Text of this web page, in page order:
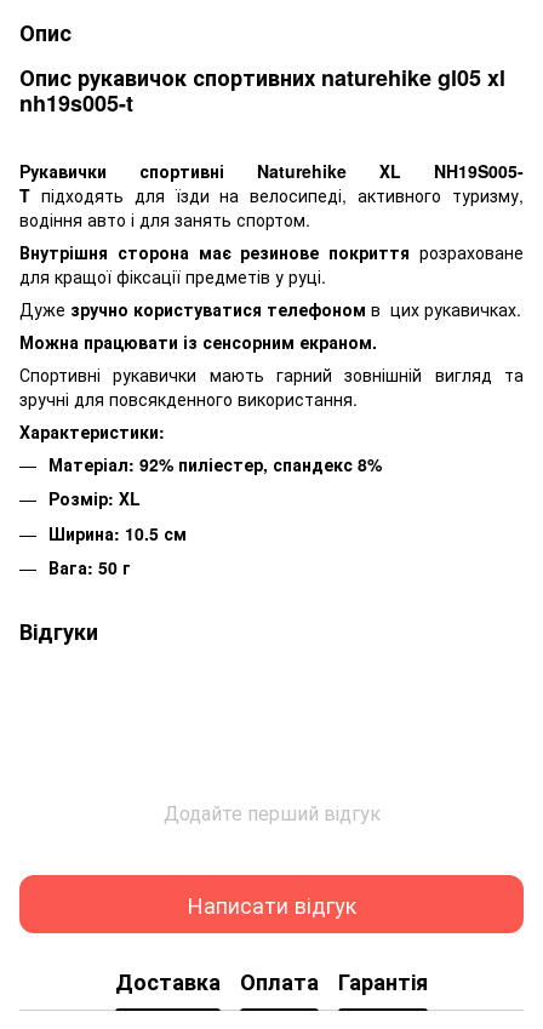
Опис
Опис рукавичок спортивних naturehike gl05 xl
nh19s005-t
Рукавички спортивні Naturehike ХL NH19S005-
T підходять для їзди на велосипеді, активного туризму,
водіння авто і для занять спортом.
Внутрішня сторона має резинове покриття розраховане
для кращої фіксації предметів у руці.
Дуже зручно користуватися телефоном в цих рукавичках.
Можна працювати із сенсорним екраном.
Спортивні рукавички мають гарний зовнішній вигляд та
зручні для повсякденного використання.
Характеристики:
Матеріал: 92% пиліестер, спандекс 8%
Розмір: ХL
Ширина: 10.5 см
Вага: 50 г
Відгуки
Додайте перший відгук
Написати відгук
Доставка Оплата Гарантія